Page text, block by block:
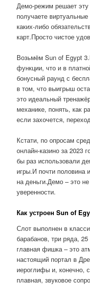
Демо-режим решает
получаете
каких-либо
карт.Просто чистое
Возьмём Sun of Egypt
функции, что и в
бонусный раунд с
в том, что выигрыш
это идеальный
механике, понять, как
если захочется,
Кстати, по опросам
онлайн-казино за 2023
бы раз использовали
игры.И почти половина
на деньги.Демо – это
уверенности.
Как устроен Sun of
Слот выполнен в
барабанов, три ряда,
главная фишка – это
настоящий портал в
иероглифы и, конечно,
плавная, звуковое